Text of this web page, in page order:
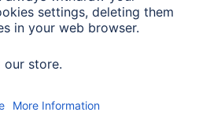
Kamerka sportowa